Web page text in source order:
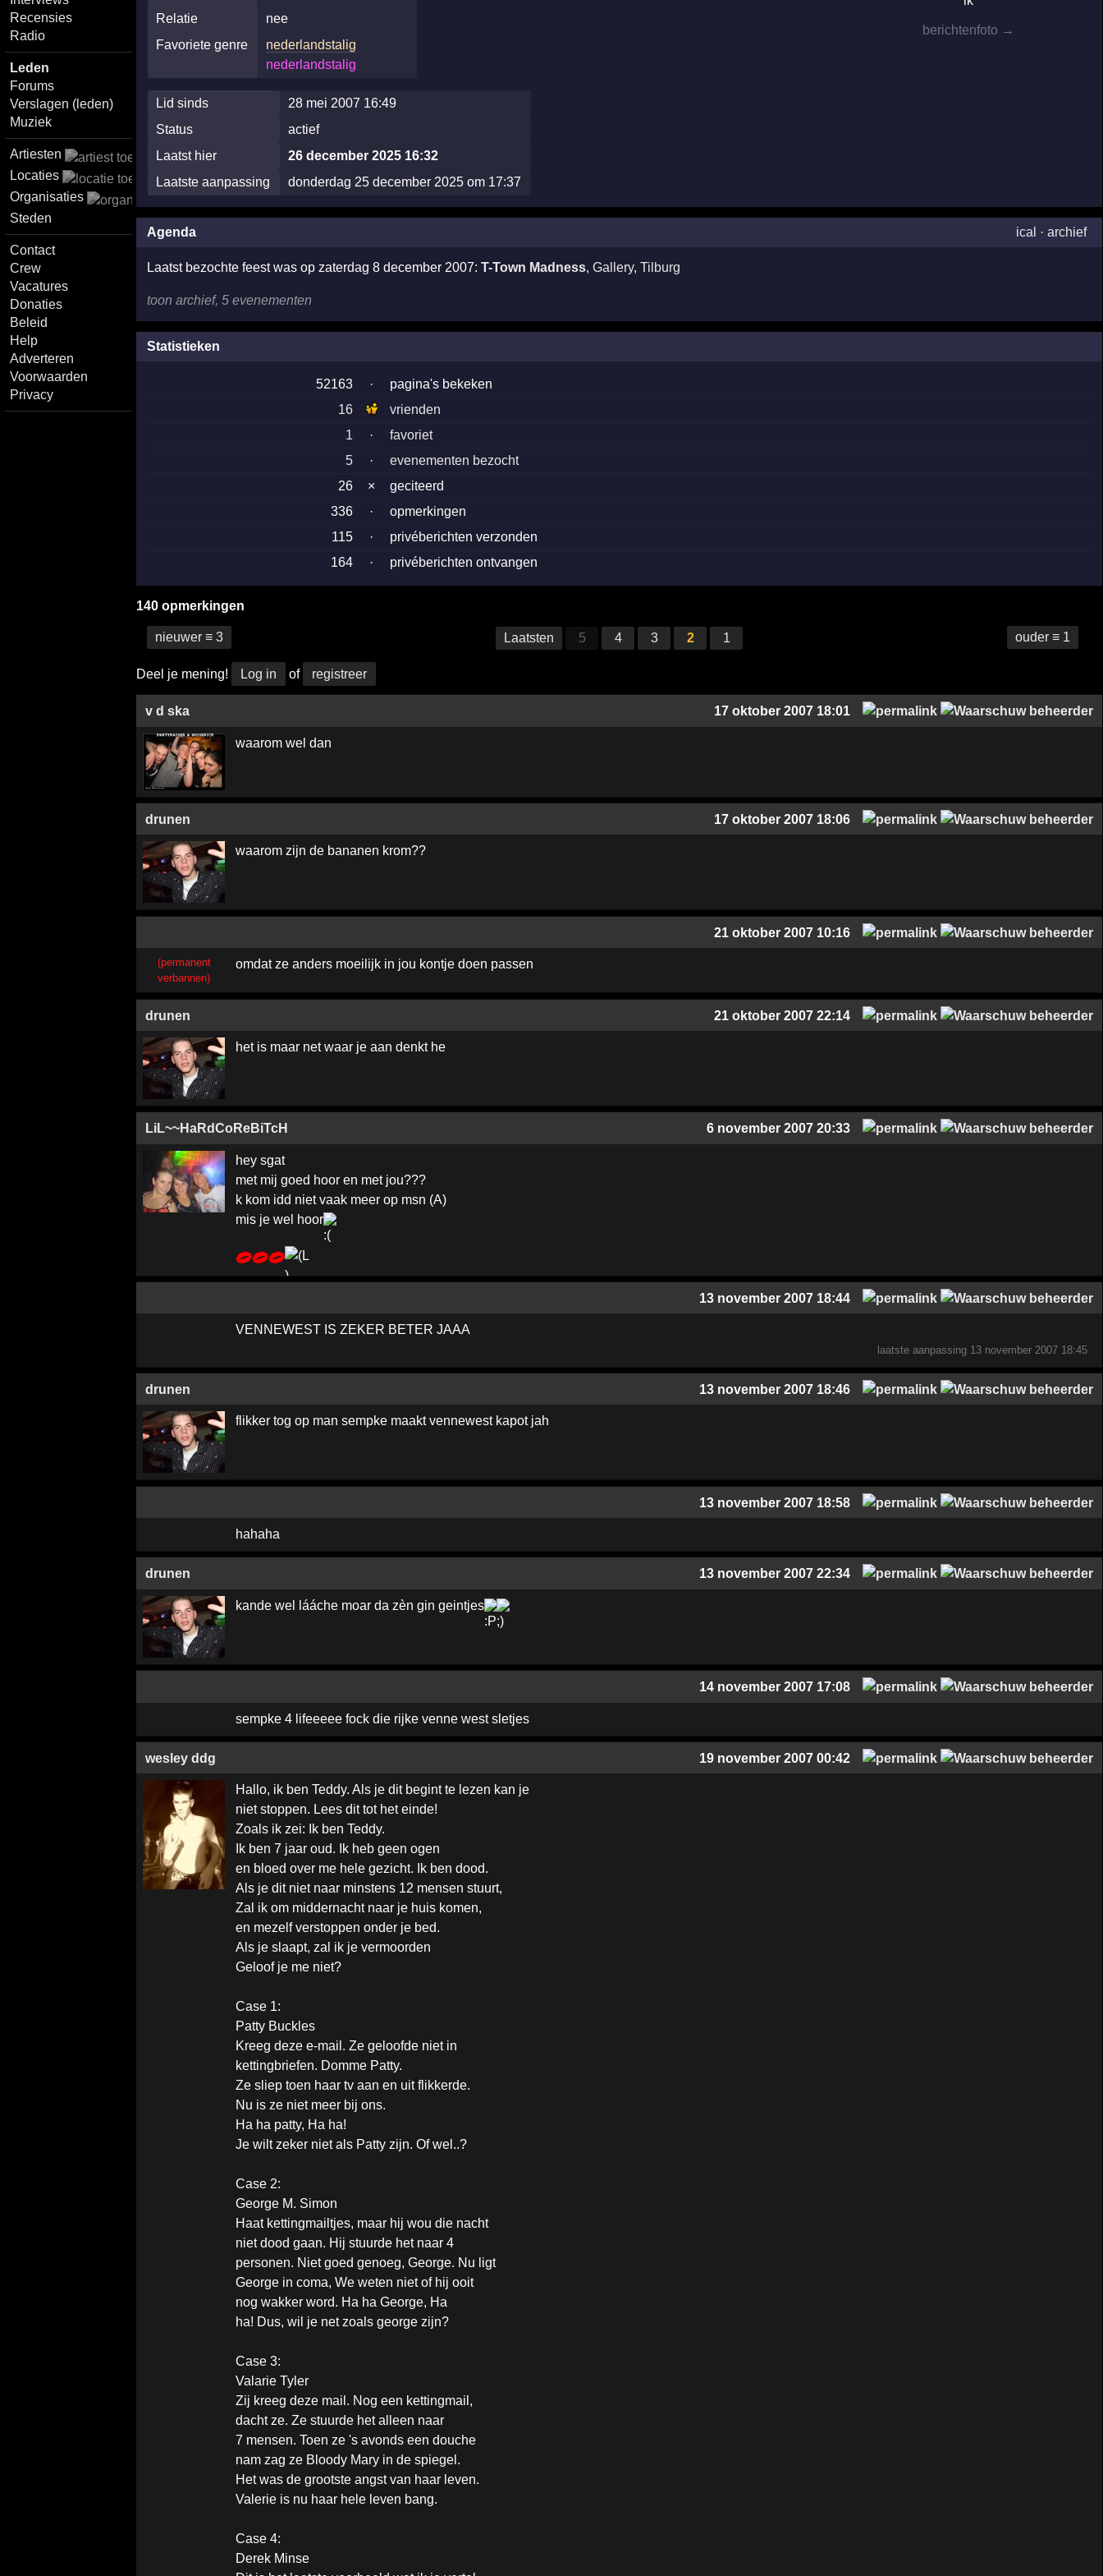
Recensies
Radio
Leden
Forums
Verslagen (leden)
Muziek
Artiesten
Locaties
Organisaties
Steden
Contact
Crew
Vacatures
Donaties
Beleid
Help
Adverteren
Voorwaarden
Privacy
berichtenfoto →
Relatie
nee
Favoriete genre
nederlandstalig
nederlandstalig
Lid sinds
28 mei 2007 16:49
Status
actief
Laatst hier
26 december 2025 16:32
Laatste aanpassing
donderdag 25 december 2025 om 17:37
Agenda ical · archief
Laatst bezochte feest was op zaterdag 8 december 2007: T-Town Madness, Gallery, Tilburg
toon archief, 5 evenementen
Statistieken
52163 ·
pagina's bekeken
16
vrienden
1
·
favoriet
5
·
evenementen bezocht
26
×
geciteerd
336
·
opmerkingen
115
·
privéberichten verzonden
164
· privéberichten ontvangen
140 opmerkingen
nieuwer ≡ 3 Laatsten 5 4 3 2 1 ouder ≡ 1
Deel je mening! Log in of registreer
v d ska 17 oktober 2007 18:01
waarom wel dan
drunen 17 oktober 2007 18:06
waarom zijn de bananen krom??
21 oktober 2007 10:16
(permanent
verbannen)
omdat ze anders moeilijk in jou kontje doen passen
drunen 21 oktober 2007 22:14
het is maar net waar je aan denkt he
LiL~~HaRdCoReBiTcH 6 november 2007 20:33
hey sgat
met mij goed hoor en met jou???
k kom idd niet vaak meer op msn (A)
mis je wel hoor
13 november 2007 18:44
VENNEWEST IS ZEKER BETER JAAA
laatste aanpassing 13 november 2007 18:45
drunen 13 november 2007 18:46
flikker tog op man sempke maakt vennewest kapot jah
13 november 2007 18:58
hahaha
drunen 13 november 2007 22:34
kande wel lááche moar da zèn gin geintjes
14 november 2007 17:08
sempke 4 lifeeeee fock die rijke venne west sletjes
wesley ddg 19 november 2007 00:42
Hallo, ik ben Teddy. Als je dit begint te lezen kan je
niet stoppen. Lees dit tot het einde!
Zoals ik zei: Ik ben Teddy.
Ik ben 7 jaar oud. Ik heb geen ogen
en bloed over me hele gezicht. Ik ben dood.
Als je dit niet naar minstens 12 mensen stuurt,
Zal ik om middernacht naar je huis komen,
en mezelf verstoppen onder je bed.
Als je slaapt, zal ik je vermoorden
Geloof je me niet?
Case 1:
Patty Buckles
Kreeg deze e-mail. Ze geloofde niet in
kettingbriefen. Domme Patty.
Ze sliep toen haar tv aan en uit flikkerde.
Nu is ze niet meer bij ons.
Ha ha patty, Ha ha!
Je wilt zeker niet als Patty zijn. Of wel..?
Case 2:
George M. Simon
Haat kettingmailtjes, maar hij wou die nacht
niet dood gaan. Hij stuurde het naar 4
personen. Niet goed genoeg, George. Nu ligt
George in coma, We weten niet of hij ooit
nog wakker word. Ha ha George, Ha
ha! Dus, wil je net zoals george zijn?
Case 3:
Valarie Tyler
Zij kreeg deze mail. Nog een kettingmail,
dacht ze. Ze stuurde het alleen naar
7 mensen. Toen ze 's avonds een douche
nam zag ze Bloody Mary in de spiegel.
Het was de grootste angst van haar leven.
Valerie is nu haar hele leven bang.
Case 4:
Derek Minse